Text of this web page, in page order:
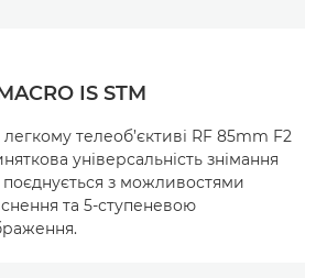
IS STM
телеоб’єктиві RF 85mm F2
універсальність знімання
з можливостями
та 5-ступеневою